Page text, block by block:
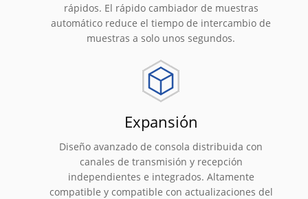
rápidos. El rápido cambiador de muestras
automático reduce el tiempo de intercambio de
muestras a solo unos segundos.
Expansión
Diseño avanzado de consola distribuida con
canales de transmisión y recepción
independientes e integrados. Altamente
compatible y compatible con actualizaciones del